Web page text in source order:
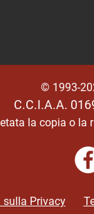
© 1993-
C.C.I.A.A.
la copia o
Privacy